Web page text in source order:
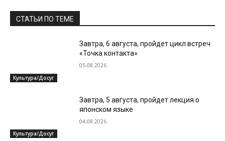
СТАТЬИ ПО ТЕМЕ
Культура/Досуг
Завтра, 6 августа, пройдет цикл встреч
«Точка контакта»
05.08.2026
Культура/Досуг
Завтра, 5 августа, пройдет лекция о
японском языке
04.08.2026